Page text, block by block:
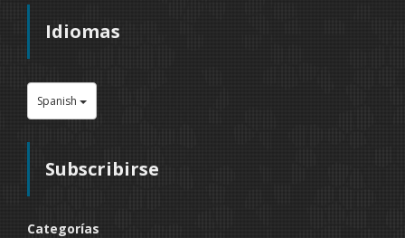
Idiomas
Spanish
Subscribirse
Categorías